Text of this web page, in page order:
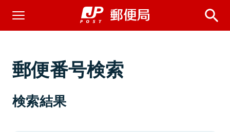
郵便番号検索
検索結果